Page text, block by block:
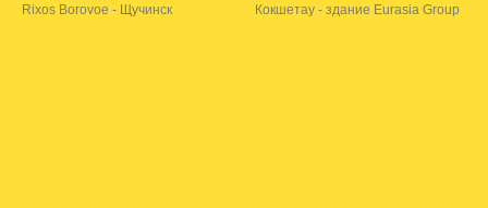
Rixos Borovoe - Щучинск Кокшетау - здание Eurasia Group